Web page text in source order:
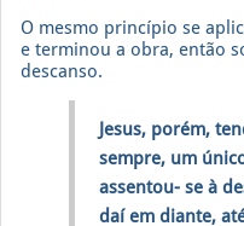
O mesmo princípio se
e terminou a obra, então
descanso.
Jesus, porém,
sempre, um
assentou- se à
daí em diante,